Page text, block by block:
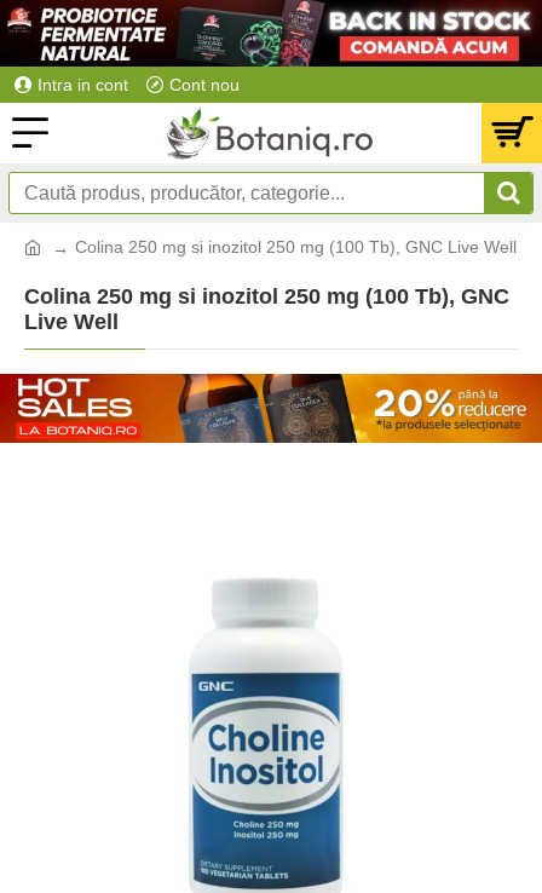
Intra in cont Cont nou
Colina 250 mg si inozitol 250 mg (100 Tb), GNC Live Well
Colina 250 mg si inozitol 250 mg (100 Tb), GNC
Live Well